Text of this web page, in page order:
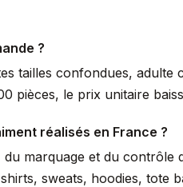
?
tailles confondues,
pièces, le prix unitaire
réalisés en France ?
marquage et du
sweats, hoodies,